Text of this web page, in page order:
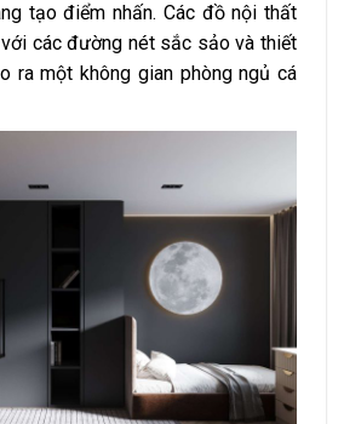
tạo điểm nhấn. Các đồ nội thất
các đường nét sắc sảo và thiết
ra một không gian phòng ngủ cá